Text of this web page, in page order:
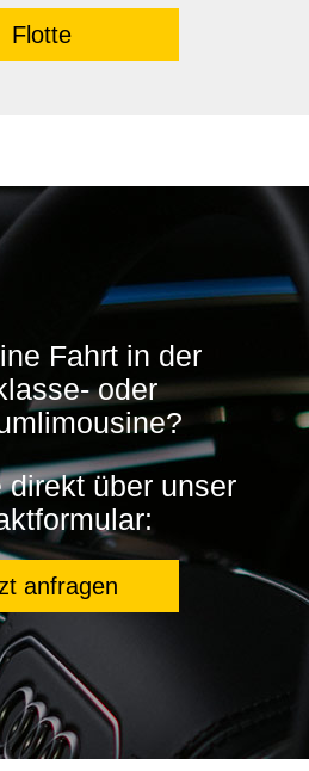
Flotte
Fahrt in der
oder
direkt über unser
anfragen